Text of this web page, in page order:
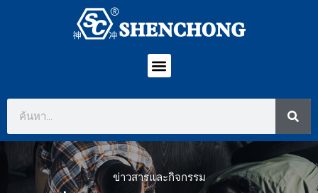
ข่าวสารและกิจกรรม